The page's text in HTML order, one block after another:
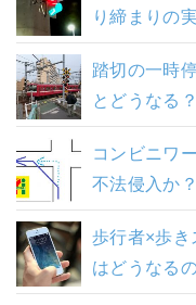
り締まりの
踏切の一時
とどうなる？
コンビニワ
不法侵入か？
歩行者×歩き
はどうなる